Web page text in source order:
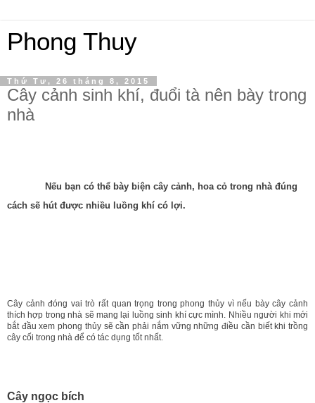
Phong Thuy
Thứ Tư, 26 tháng 8, 2015
Cây cảnh sinh khí, đuổi tà nên bày trong
nhà
Nếu bạn có thể bày biện cây cảnh, hoa cỏ trong nhà đúng
cách sẽ hút được nhiều luồng khí có lợi.
Cây cảnh đóng vai trò rất quan trọng trong phong thủy vì nếu bày cây cảnh
thích hợp trong nhà sẽ mang lại luồng sinh khí cực mình. Nhiều người khi mới
bắt đầu xem phong thủy sẽ cần phải nắm vững những điều cần biết khi trồng
cây cối trong nhà để có tác dụng tốt nhất.
Cây ngọc bích